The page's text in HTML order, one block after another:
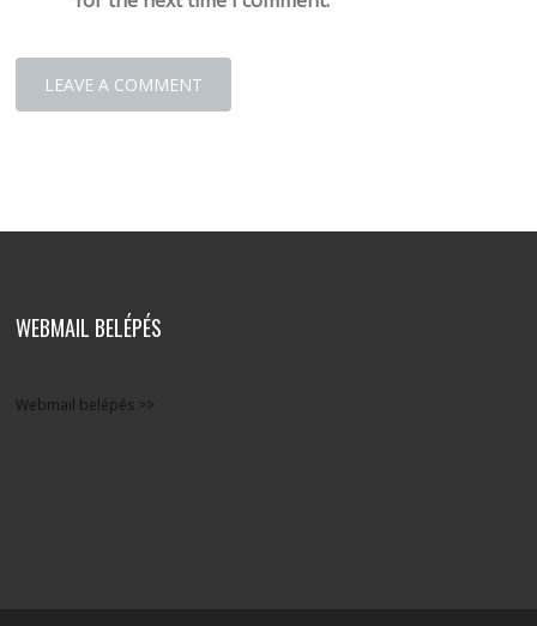
WEBMAIL BELÉPÉS
Webmail belépés >>